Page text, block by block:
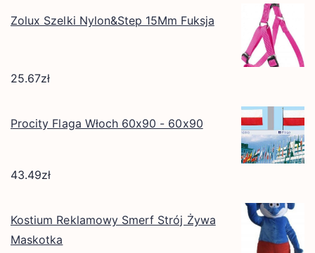
Zolux Szelki Nylon&Step 15Mm Fuksja
25.67zł
Procity Flaga Włoch 60x90 - 60x90
43.49zł
Kostium Reklamowy Smerf Strój Żywa
Maskotka